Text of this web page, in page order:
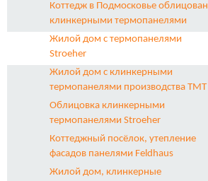
Коттедж в Подмоcковье облицован
клинкерными термопанелями
Жилой дом с термопанелями
Stroeher
Жилой дом с клинкерными
термопанелями производства ТМТ
Облицовка клинкерными
термопанелями Stroeher
Коттеджный посёлок, утепление
фасадов панелями Feldhaus
Жилой дом, клинкерные